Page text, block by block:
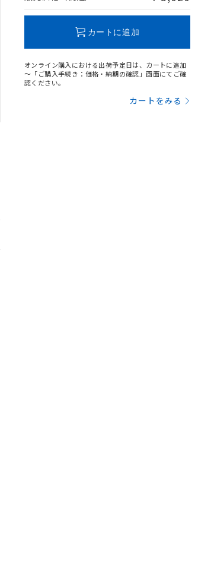
カートに追加
オンライン購入における出荷予定日は、カートに追加
～「ご購入手続き：価格・納期の確認」画面にてご確
認ください。
カートをみる